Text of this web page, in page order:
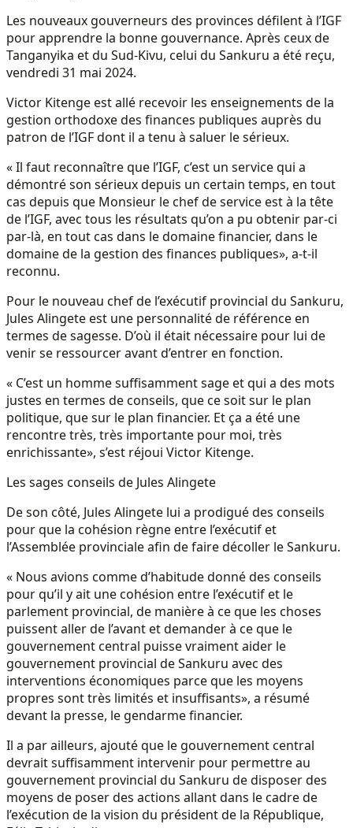
Les nouveaux gouverneurs des provinces défilent à l’IGF
pour apprendre la bonne gouvernance. Après ceux de
Tanganyika et du Sud-Kivu, celui du Sankuru a été reçu,
vendredi 31 mai 2024.
Victor Kitenge est allé recevoir les enseignements de la
gestion orthodoxe des finances publiques auprès du
patron de l’IGF dont il a tenu à saluer le sérieux.
« Il faut reconnaître que l’IGF, c’est un service qui a
démontré son sérieux depuis un certain temps, en tout
cas depuis que Monsieur le chef de service est à la tête
de l’IGF, avec tous les résultats qu’on a pu obtenir par-ci
par-là, en tout cas dans le domaine financier, dans le
domaine de la gestion des finances publiques», a-t-il
reconnu.
Pour le nouveau chef de l’exécutif provincial du Sankuru,
Jules Alingete est une personnalité de référence en
termes de sagesse. D’où il était nécessaire pour lui de
venir se ressourcer avant d’entrer en fonction.
« C’est un homme suffisamment sage et qui a des mots
justes en termes de conseils, que ce soit sur le plan
politique, que sur le plan financier. Et ça a été une
rencontre très, très importante pour moi, très
enrichissante», s’est réjoui Victor Kitenge.
Les sages conseils de Jules Alingete
De son côté, Jules Alingete lui a prodigué des conseils
pour que la cohésion règne entre l’exécutif et
l’Assemblée provinciale afin de faire décoller le Sankuru.
« Nous avions comme d’habitude donné des conseils
pour qu’il y ait une cohésion entre l’exécutif et le
parlement provincial, de manière à ce que les choses
puissent aller de l’avant et demander à ce que le
gouvernement central puisse vraiment aider le
gouvernement provincial de Sankuru avec des
interventions économiques parce que les moyens
propres sont très limités et insuffisants», a résumé
devant la presse, le gendarme financier.
Il a par ailleurs, ajouté que le gouvernement central
devrait suffisamment intervenir pour permettre au
gouvernement provincial du Sankuru de disposer des
moyens de poser des actions allant dans le cadre de
l’exécution de la vision du président de la République,